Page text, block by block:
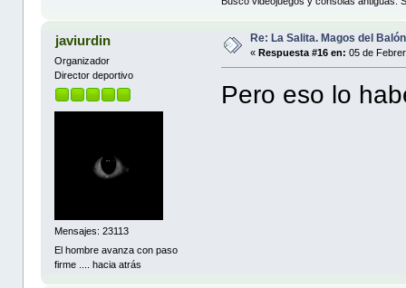
javiurdin
Organizador
Director deportivo
Mensajes: 23113
El hombre avanza con paso
firme .... hacia atrás
Re: La Salita. Magos del Balón
«Respuesta #16 en: 05 de
Pero eso lo